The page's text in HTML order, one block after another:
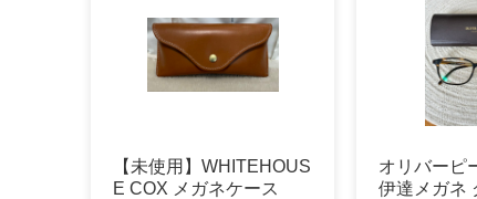
【未使用】WHITEHOUS
E COX メガネケース
オリバーピ
伊達メガネ